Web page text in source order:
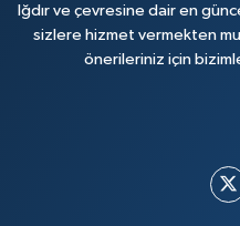
Iğdır ve çevresine dair en
sizlere hizmet vermekten
önerileriniz için